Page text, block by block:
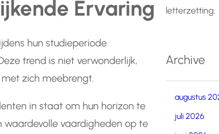
Ervaring
hun studieperiode
trend is niet verwonderlijk,
zich meebrengt.
in staat om hun horizon te
waardevolle vaardigheden op te
letterzetting.
Archive
augustus
juli 2026